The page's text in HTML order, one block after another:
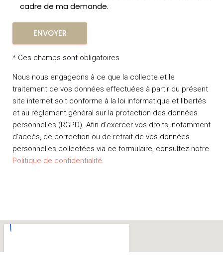
cadre de ma demande.
* Ces champs sont obligatoires
Nous nous engageons à ce que la collecte et le
traitement de vos données effectuées à partir du présent
site internet soit conforme à la loi informatique et libertés
et au règlement général sur la protection des données
personnelles (RGPD). Afin d’exercer vos droits, notamment
d’accès, de correction ou de retrait de vos données
personnelles collectées via ce formulaire, consultez notre
Politique de confidentialité.